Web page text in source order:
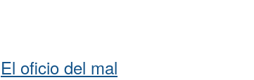
El oficio del mal